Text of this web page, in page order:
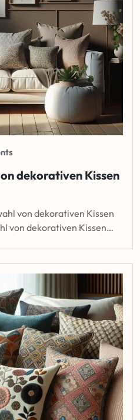
dekorativen Kissen
von dekorativen Kissen
von dekorativen Kissen…